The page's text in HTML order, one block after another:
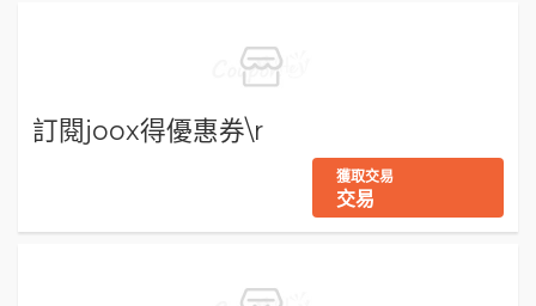
訂閱joox得優惠券\r
獲取交易
交易